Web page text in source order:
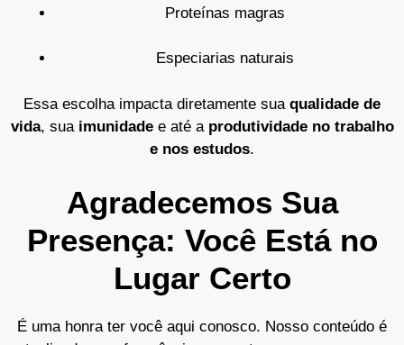
Proteínas magras
Especiarias naturais
Essa escolha impacta diretamente sua qualidade de
vida, sua imunidadee até a produtividade no trabalho
e nos estudos.
Agradecemos Sua
Presença: Você Está no
Lugar Certo
É uma honra ter você aqui conosco. Nosso conteúdo é